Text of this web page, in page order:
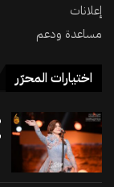
إعلانات
مساعدة ودعم
اختيارات المحرّر